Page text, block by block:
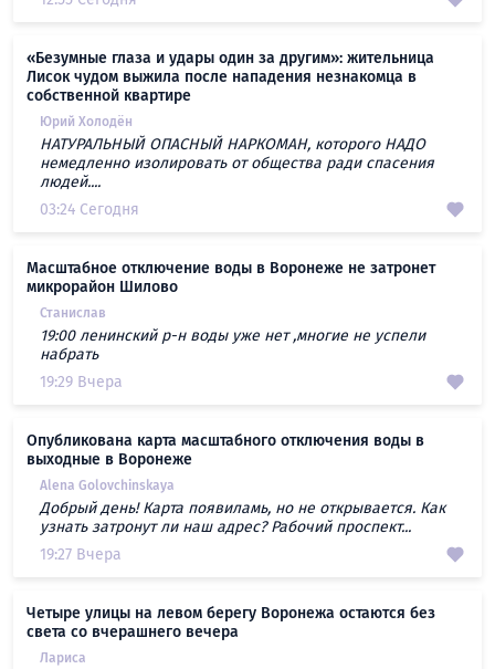
«Безумные глаза и удары один за другим»: жительница
Лисок чудом выжила после нападения незнакомца в
собственной квартире
Юрий Холодён
НАТУРАЛЬНЫЙ ОПАСНЫЙ НАРКОМАН, которого НАДО
немедленно изолировать от общества ради спасения
людей....
03:24 Сегодня
Масштабное отключение воды в Воронеже не затронет
микрорайон Шилово
Станислав
19:00 ленинский р-н воды уже нет ,многие не успели
набрать
19:29 Вчера
Опубликована карта масштабного отключения воды в
выходные в Воронеже
Alena Golovchinskaya
Добрый день! Карта появиламь, но не открывается. Как
узнать затронут ли наш адрес? Рабочий проспект...
19:27 Вчера
Четыре улицы на левом берегу Воронежа остаются без
света со вчерашнего вечера
Лариса